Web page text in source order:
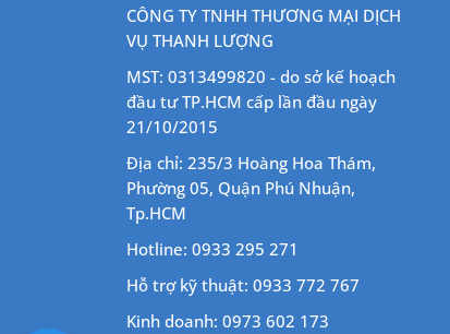
CÔNG TY TNHH THƯƠNG MẠI DỊCH
VỤ THANH LƯỢNG
MST: 0313499820 - do sở kế hoạch
đầu tư TP.HCM cấp lần đầu ngày
21/10/2015
Địa chỉ: 235/3 Hoàng Hoa Thám,
Phường 05, Quận Phú Nhuận,
Tp.HCM
Hotline: 0933 295 271
Hỗ trợ kỹ thuật: 0933 772 767
Kinh doanh: 0973 602 173